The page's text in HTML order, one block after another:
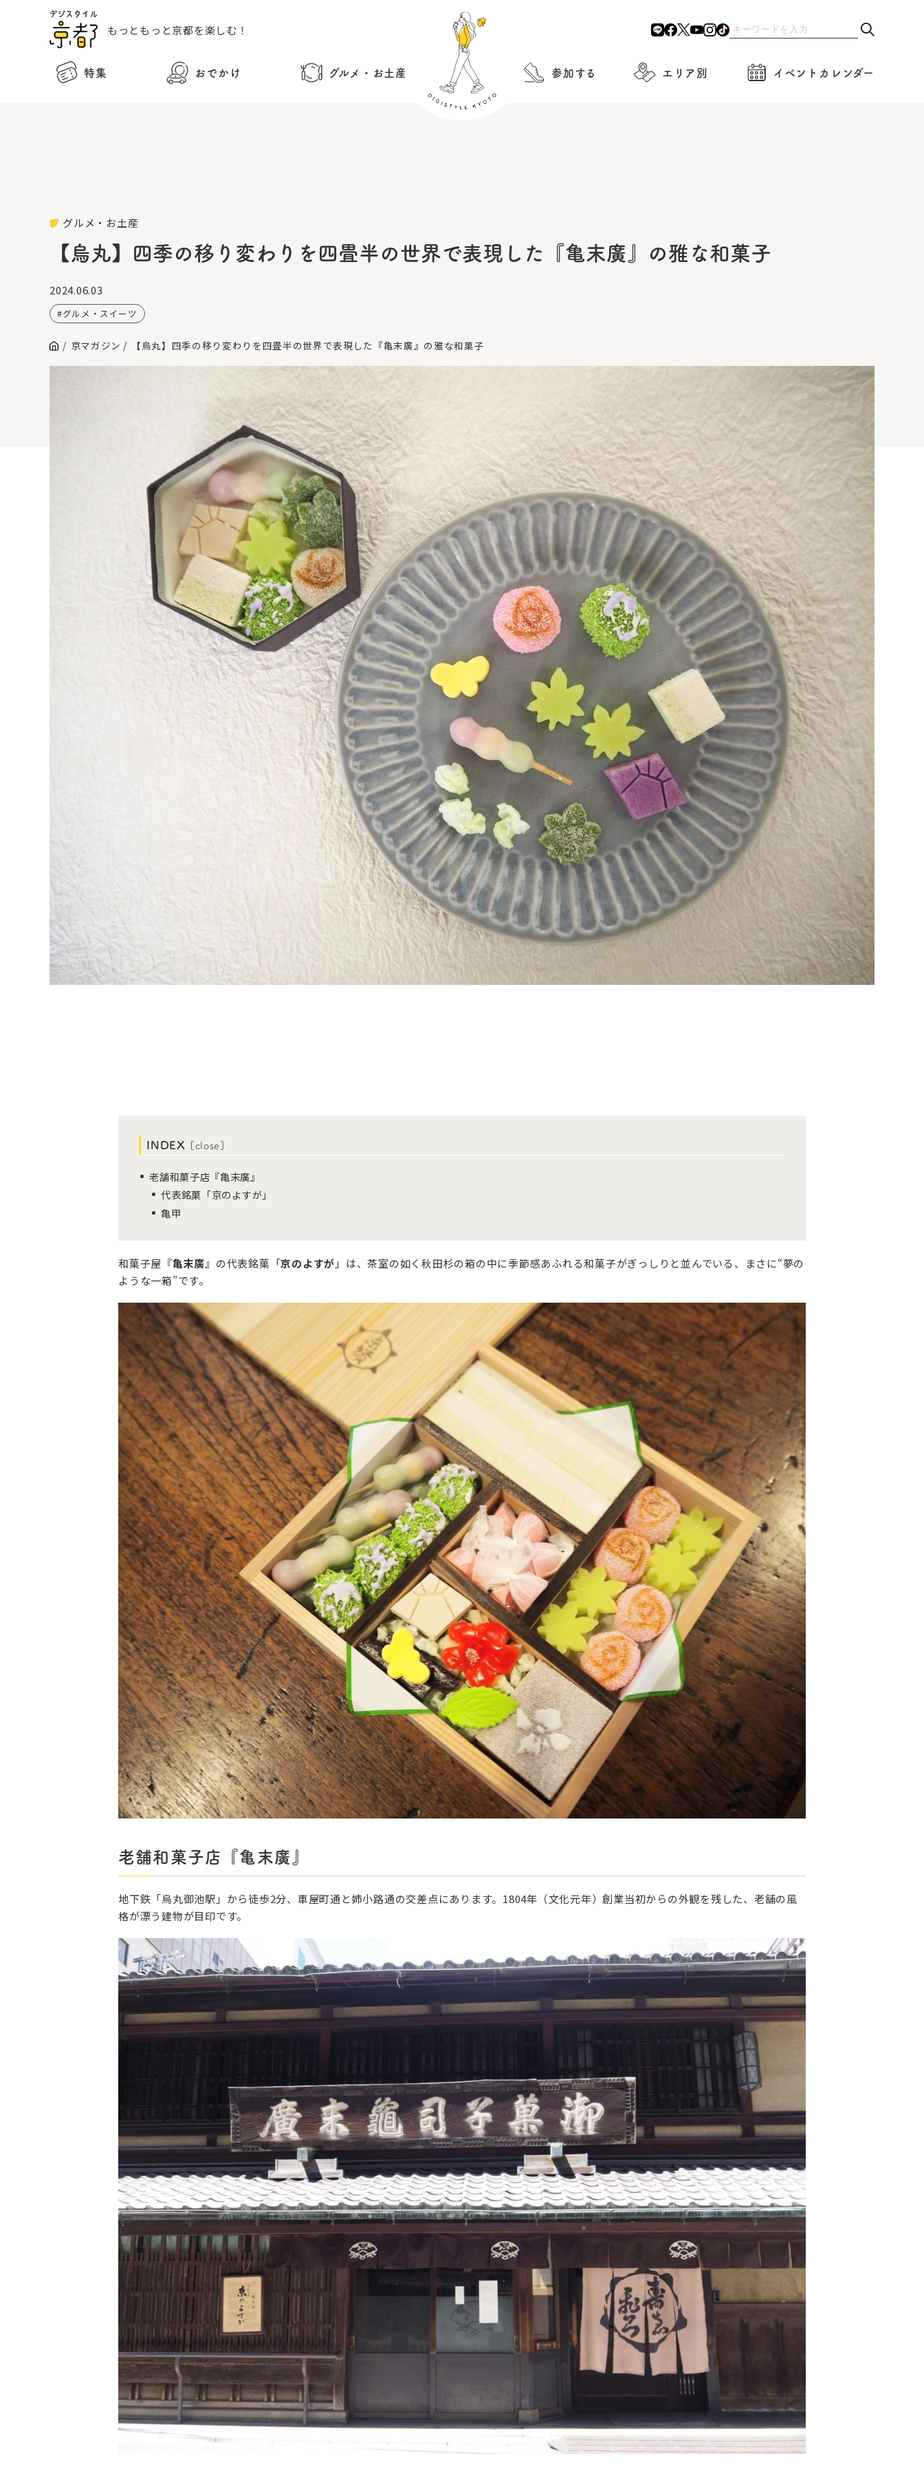
もっともっと京都を楽しむ！
特集 おでかけ グルメ・お土産 参加する エリア別 イベントカレンダー
グルメ・お土産
【烏丸】四季の移り変わりを四畳半の世界で表現した『亀末廣』の雅な和菓子
2024.06.03
グルメ・スイーツ
京マガジン 【烏丸】四季の移り変わりを四畳半の世界で表現した『亀末廣』の雅な和菓子
INDEX [ close ]
老舗和菓子店『亀末廣』
代表銘菓「京のよすが」
亀甲
和菓子屋『亀末廣』の代表銘菓「京のよすが 」は、茶室の如く秋田杉の箱の中に季節感あふれる和菓子がぎっしりと並んでいる、まさに“夢の
ような一箱”です。
老舗和菓子店『亀末廣』
地下鉄「烏丸御池駅」から徒歩2分、車屋町通と姉小路通の交差点にあります。1804年（文化元年）創業当初からの外観を残した、老舗の風
格が漂う建物が目印です。